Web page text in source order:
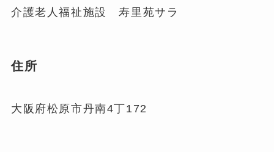
介護老人福祉施設 寿里苑サラ
住所
大阪府松原市丹南4丁172